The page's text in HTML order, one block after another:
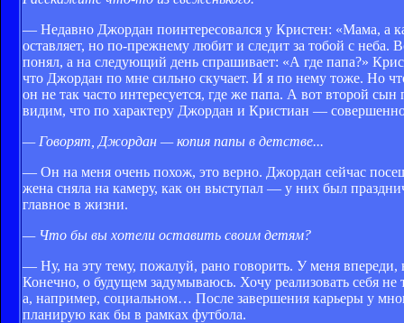
— Недавно Джордан поинтересовался у Кристен: «Мама, а
оставляет, но по-прежнему любит и следит за тобой с
понял, а на следующий день спрашивает: «А где папа?»
что Джордан по мне сильно скучает. И я по нему тоже. Но
он не так часто интересуется, где же папа. А вот второй
видим, что по характеру Джордан и Кристиан —
— Говорят, Джордан — копия папы в детстве...
— Он на меня очень похож, это верно. Джордан сейчас
жена сняла на камеру, как он выступал — у них был
главное в жизни.
— Что бы вы хотели оставить своим детям?
— Ну, на эту тему, пожалуй, рано говорить. У меня впереди,
Конечно, о будущем задумываюсь. Хочу реализовать себя
а, например, социальном… После завершения карьеры у
планирую как бы в рамках футбола.